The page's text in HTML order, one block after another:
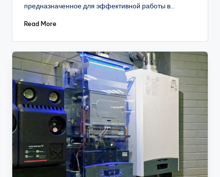
предназначенное для эффективной работы в…
Read More